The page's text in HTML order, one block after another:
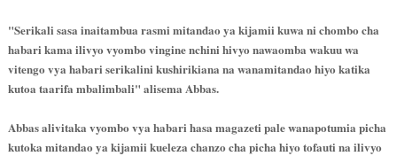
"Serikali sasa inaitambua rasmi mitandao ya kijamii kuwa ni chombo cha
habari kama ilivyo vyombo vingine nchini hivyo nawaomba wakuu wa
vitengo vya habari serikalini kushirikiana na wanamitandao hiyo katika
kutoa taarifa mbalimbali" alisema Abbas.
Abbas alivitaka vyombo vya habari hasa magazeti pale wanapotumia picha
kutoka mitandao ya kijamii kueleza chanzo cha picha hiyo tofauti na ilivyo